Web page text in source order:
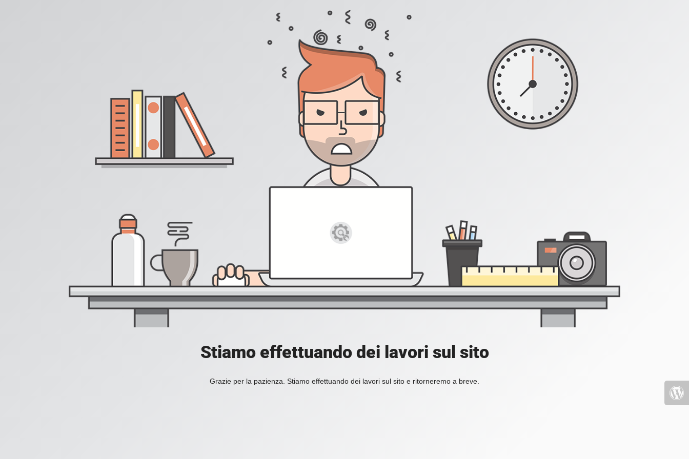
Stiamo effettuando dei lavori sul sito
Grazie per la pazienza. Stiamo effettuando dei lavori sul sito e ritorneremo a breve.